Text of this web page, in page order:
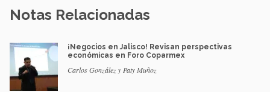
Notas Relacionadas
¡Negocios en Jalisco! Revisan perspectivas
económicas en Foro Coparmex
Carlos González y Paty Muñoz